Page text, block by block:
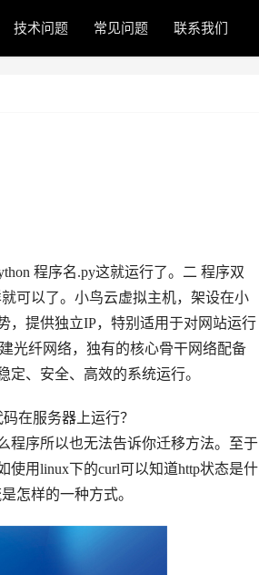
技术问题 常见问题 联系我们
程序名.py这就运行了。二 程序双
可以了。小鸟云虚拟主机，架设在小
，提供独立IP，特别适用于对网站运行
光纤网络，独有的核心骨干网络配备
、安全、高效的系统运行。
在服务器上运行？
程序所以也无法告诉你迁移方法。至于
用linux下的curl可以知道http状态是什
怎样的一种方式。